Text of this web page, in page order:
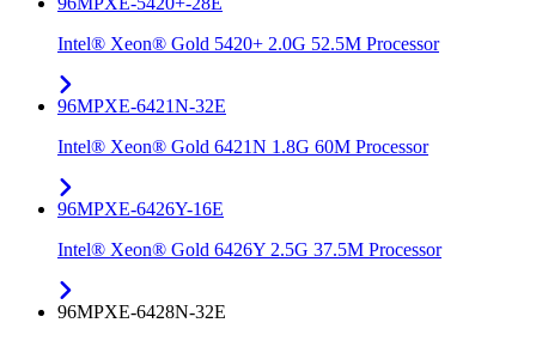
Intel® Xeon® Gold 5420+ 2.0G 52.5M Processor
96MPXE-6421N-32E
Intel® Xeon® Gold 6421N 1.8G 60M Processor
96MPXE-6426Y-16E
Intel® Xeon® Gold 6426Y 2.5G 37.5M Processor
96MPXE-6428N-32E